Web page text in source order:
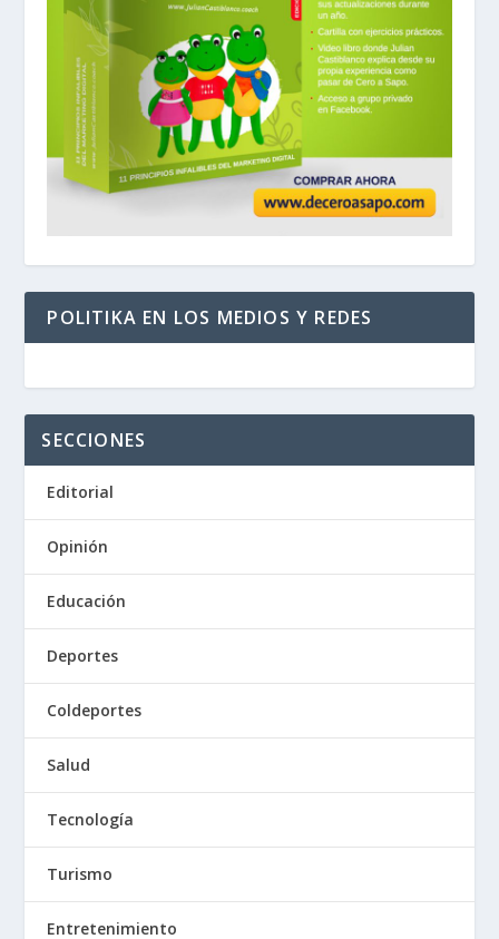
POLITIKA EN LOS MEDIOS Y REDES
SECCIONES
Editorial
Opinión
Educación
Deportes
Coldeportes
Salud
Tecnología
Turismo
Entretenimiento